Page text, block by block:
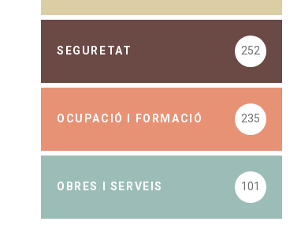
SEGURETAT 252
OCUPACIÓ I FORMACIÓ 235
OBRES I SERVEIS 101